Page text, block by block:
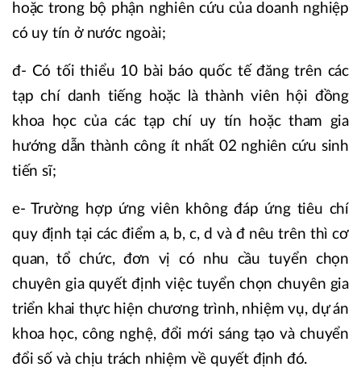
hoặc trong bộ phận nghiên cứu của doanh nghiệp
có uy tín ở nước ngoài;
đ- Có tối thiểu 10 bài báo quốc tế đăng trên các
tạp chí danh tiếng hoặc là thành viên hội đồng
khoa học của các tạp chí uy tín hoặc tham gia
hướng dẫn thành công ít nhất 02 nghiên cứu sinh
tiến sĩ;
e- Trường hợp ứng viên không đáp ứng tiêu chí
quy định tại các điểm a, b, c, d và đ nêu trên thì cơ
quan, tổ chức, đơn vị có nhu cầu tuyển chọn
chuyên gia quyết định việc tuyển chọn chuyên gia
triển khai thực hiện chương trình, nhiệm vụ, dự án
khoa học, công nghệ, đổi mới sáng tạo và chuyển
đổi số và chịu trách nhiệm về quyết định đó.